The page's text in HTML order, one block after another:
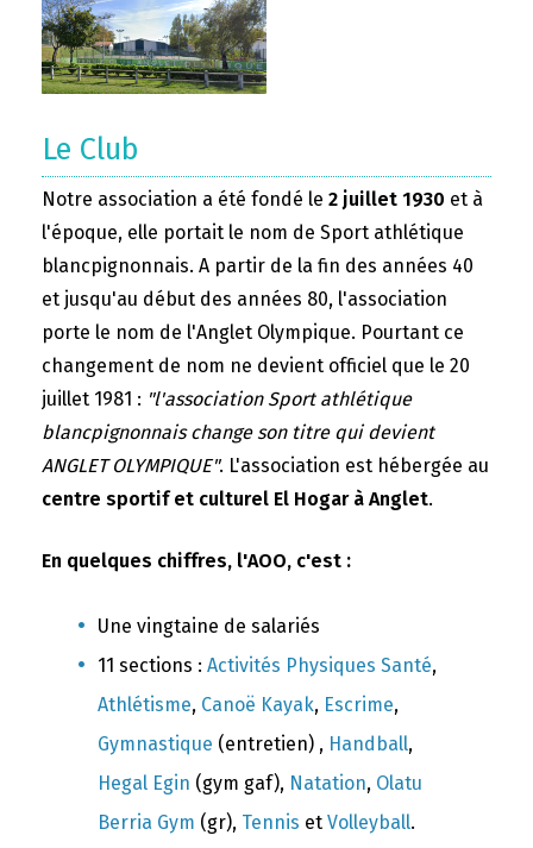
Le Club
Notre association a été fondé le 2 juillet 1930 et à
l'époque, elle portait le nom de Sport athlétique
blancpignonnais. A partir de la fin des années 40
et jusqu'au début des années 80, l'association
porte le nom de l'Anglet Olympique. Pourtant ce
changement de nom ne devient officiel que le 20
juillet 1981 : "l'association Sport athlétique
blancpignonnais change son titre qui devient
ANGLET OLYMPIQUE". L'association est hébergée au
centre sportif et culturel El Hogar à Anglet.
En quelques chiffres, l'AOO, c'est :
Une vingtaine de salariés
11 sections : Activités Physiques Santé,
Athlétisme, Canoë Kayak, Escrime,
Gymnastique (entretien) , Handball,
Hegal Egin (gym gaf), Natation, Olatu
Berria Gym (gr), Tennis et Volleyball.